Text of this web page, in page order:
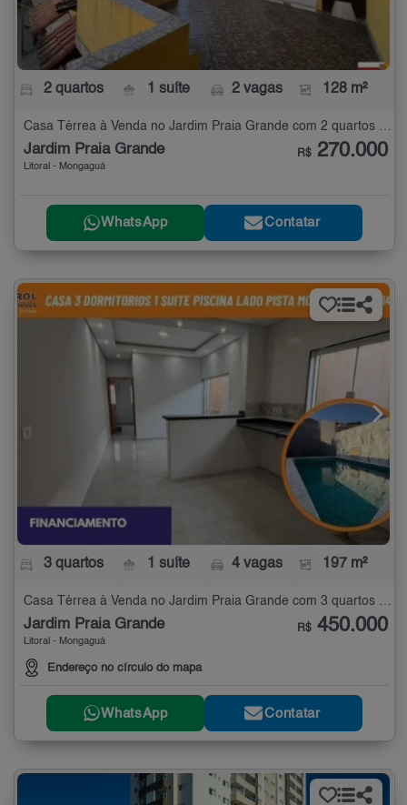
2 quartos 1 suíte 2 vagas 128 m²
Jardim Praia Grande
Litoral - Mongaguá
R$ 270.000
WhatsApp Contatar
3 quartos 1 suíte 4 vagas 197 m²
Casa Térrea à Venda no Jardim Praia Grande com 3 quartos - 197 m²
Jardim Praia Grande
Litoral - Mongaguá
Endereço no círculo do mapa
R$ 450.000
WhatsApp Contatar